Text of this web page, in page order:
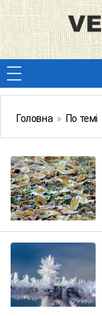
Головна » По темі